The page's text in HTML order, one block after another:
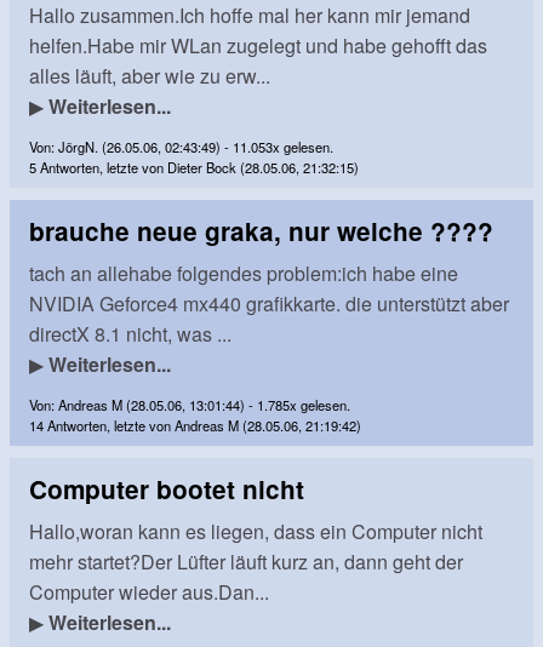
Hallo zusammen.Ich hoffe mal her kann mir jemand
helfen.Habe mir WLan zugelegt und habe gehofft das
alles läuft, aber wie zu erw...
▶Weiterlesen...
Von: JörgN. (26.05.06, 02:43:49) - 11.053x gelesen.
5 Antworten, letzte von Dieter Bock (28.05.06, 21:32:15)
brauche neue graka, nur welche ????
tach an allehabe folgendes problem:ich habe eine
NVIDIA Geforce4 mx440 grafikkarte. die unterstützt aber
directX 8.1 nicht, was ...
▶Weiterlesen...
Von: Andreas M (28.05.06, 13:01:44) - 1.785x gelesen.
14 Antworten, letzte von Andreas M (28.05.06, 21:19:42)
Computer bootet nicht
Hallo,woran kann es liegen, dass ein Computer nicht
mehr startet?Der Lüfter läuft kurz an, dann geht der
Computer wieder aus.Dan...
▶Weiterlesen...